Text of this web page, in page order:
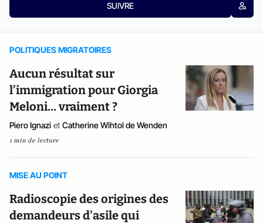
SUIVRE
POLITIQUES MIGRATOIRES
Aucun résultat sur
l’immigration pour Giorgia
Meloni… vraiment ?
Piero Ignazi et Catherine Wihtol de Wenden
1 min de lecture
MISE AU POINT
Radioscopie des origines des
demandeurs d'asile qui